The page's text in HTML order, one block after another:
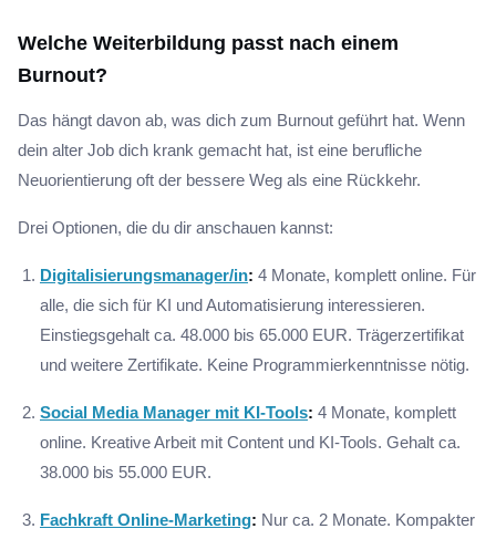
Welche Weiterbildung passt nach einem
Burnout?
Das hängt davon ab, was dich zum Burnout geführt hat. Wenn
dein alter Job dich krank gemacht hat, ist eine berufliche
Neuorientierung oft der bessere Weg als eine Rückkehr.
Drei Optionen, die du dir anschauen kannst:
Digitalisierungsmanager/in: 4 Monate, komplett online. Für
alle, die sich für KI und Automatisierung interessieren.
Einstiegsgehalt ca. 48.000 bis 65.000 EUR. Trägerzertifikat
und weitere Zertifikate. Keine Programmierkenntnisse nötig.
Social Media Manager mit KI-Tools: 4 Monate, komplett
online. Kreative Arbeit mit Content und KI-Tools. Gehalt ca.
38.000 bis 55.000 EUR.
Fachkraft Online-Marketing: Nur ca. 2 Monate. Kompakter